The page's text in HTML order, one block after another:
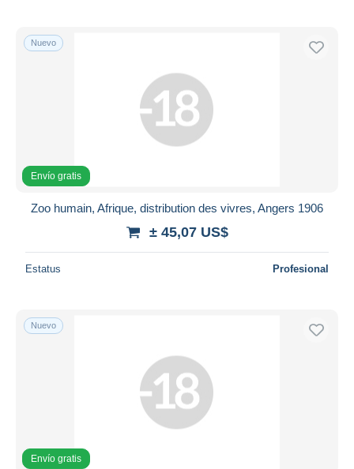
Mundo entero
Aplicar
Nuevo
Envío gratis
Zoo humain, Afrique, distribution des vivres, Angers 1906
± 45,07 US$
Estatus Profesional
Nuevo
Envío gratis